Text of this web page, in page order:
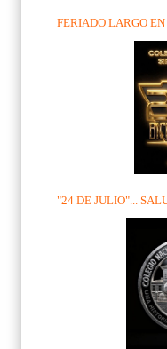
FERIADO LARGO
"24 DE JULIO"...